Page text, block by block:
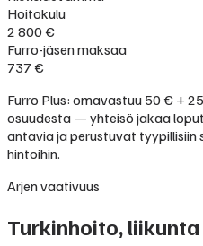
Hoitokulu
2 800 €
Furro-jäsen maksaa
737 €
Furro Plus: omavastuu 50 € +
osuudesta — yhteisö jakaa
antavia ja perustuvat tyypillisiin
hintoihin.
Arjen vaativuus
Turkinhoito,